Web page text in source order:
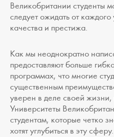
Великобритании студенты
следует ожидать от
качества и престижа.
Как мы неоднократно
предоставляют больше
программах, что многие
существенным
уверен в деле своей
Университеты
студентам, которые четко
хотят углубиться в эту